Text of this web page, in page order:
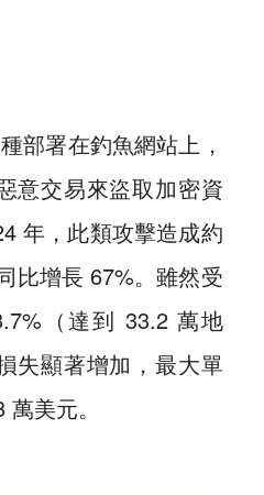
部署在釣魚網站上，
意交易來盜取加密資
年，此類攻擊造成約
比增長 67%。雖然受
（達到 33.2 萬地
失顯著增加，最大單
美元。